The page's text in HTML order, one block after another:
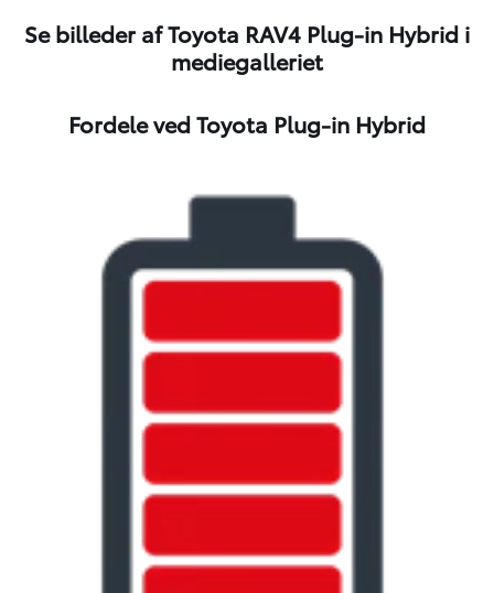
Se billeder af Toyota RAV4 Plug-in Hybrid i
mediegalleriet
Fordele ved Toyota Plug-in Hybrid